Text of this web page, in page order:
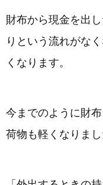
財布から現金を出
りという流れがな
くなります。
今までのように財
荷物も軽くなりまし